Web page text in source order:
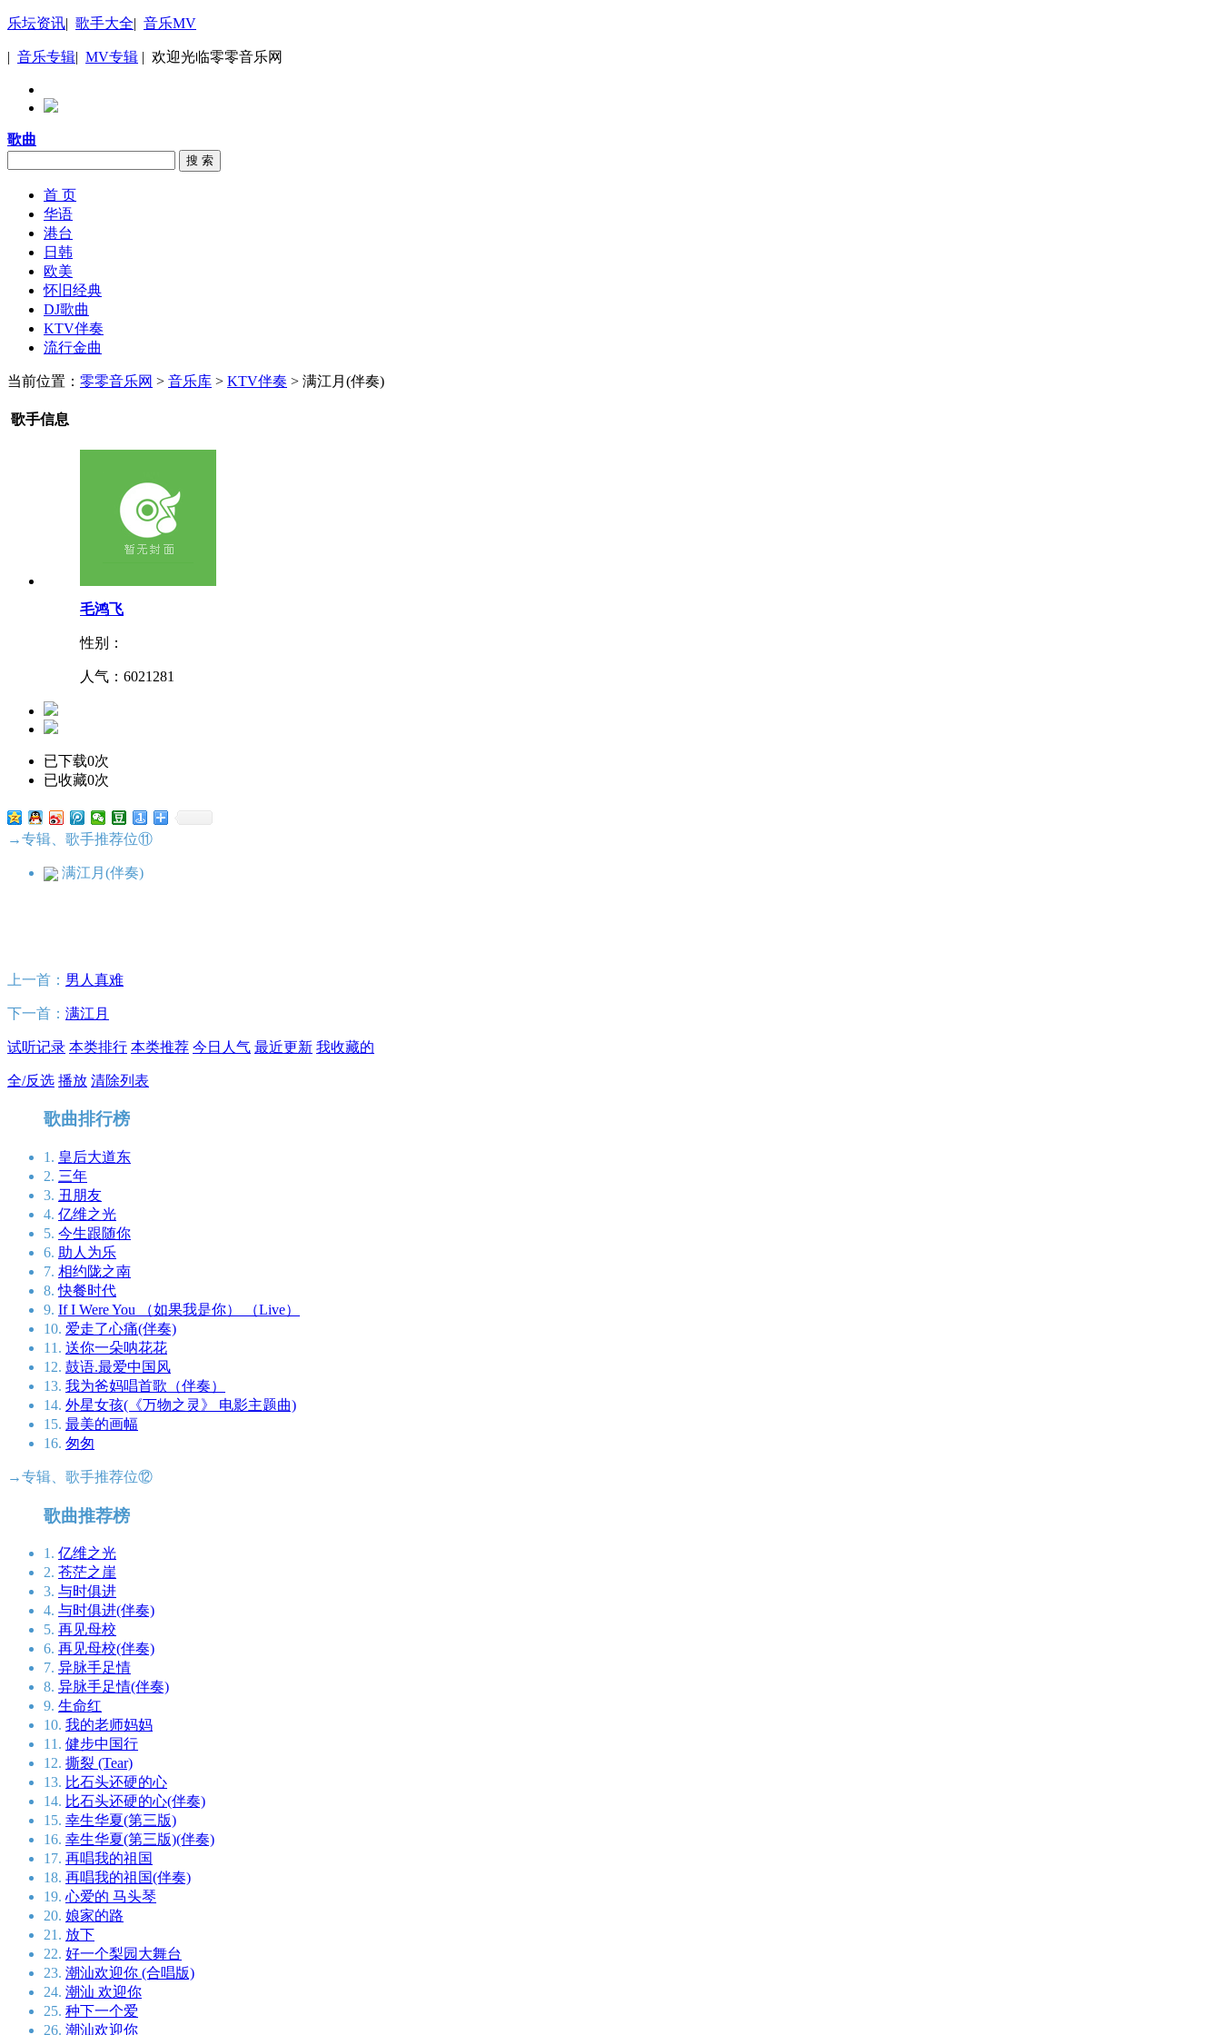
乐坛资讯| 歌手大全| 音乐MV
| 音乐专辑| MV专辑 | 欢迎光临零零音乐网
歌曲
搜 索
首 页
华语
港台
日韩
欧美
怀旧经典
DJ歌曲
KTV伴奏
流行金曲
当前位置： 零零音乐网 > 音乐库 > KTV伴奏 > 满江月(伴奏)
歌手信息
毛鸿飞
性别：
人气： 6021281
已下载0次
已收藏0次
→专辑、歌手推荐位⑪
满江月(伴奏)
上一首： 男人真难
下一首： 满江月
试听记录 本类排行 本类推荐 今日人气 最近更新 我收藏的
全/反选 播放 清除列表
歌曲排行榜
1. 皇后大道东
2. 三年
3. 丑朋友
4. 亿维之光
5. 今生跟随你
6. 助人为乐
7. 相约陇之南
8. 快餐时代
9. If I Were You （如果我是你） （Live）
10. 爱走了心痛(伴奏)
11. 送你一朵呐花花
12. 鼓语.最爱中国风
13. 我为爸妈唱首歌（伴奏）
14. 外星女孩(《万物之灵》 电影主题曲)
15. 最美的画幅
16. 匆匆
→专辑、歌手推荐位⑫
歌曲推荐榜
1. 亿维之光
2. 苍茫之崖
3. 与时俱进
4. 与时俱进(伴奏)
5. 再见母校
6. 再见母校(伴奏)
7. 异脉手足情
8. 异脉手足情(伴奏)
9. 生命红
10. 我的老师妈妈
11. 健步中国行
12. 撕裂 (Tear)
13. 比石头还硬的心
14. 比石头还硬的心(伴奏)
15. 幸生华夏(第三版)
16. 幸生华夏(第三版)(伴奏)
17. 再唱我的祖国
18. 再唱我的祖国(伴奏)
19. 心爱的 马头琴
20. 娘家的路
21. 放下
22. 好一个梨园大舞台
23. 潮汕欢迎你 (合唱版)
24. 潮汕 欢迎你
25. 种下一个爱
26. 潮汕欢迎你